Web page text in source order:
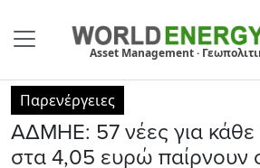
Asset Management ·
Παρενέργειες
AΔΜΗΕ: 57 νέες για κάθε
στα 4,05 ευρώ παίρνουν